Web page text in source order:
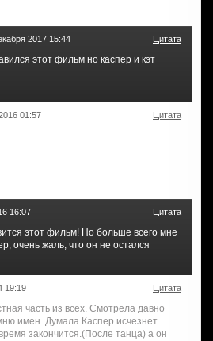
2017 15:44 Цитата
этот фильм но каспер и кэт
01:57 Цитата
16:07 Цитата
этот фильм! Но больше всего мне
очень жаль, что он не остался
19:19 Цитата
часть из всех. Смотрела давно
имен. Думала Каспер исчезнет
закончится.(После танца) а он